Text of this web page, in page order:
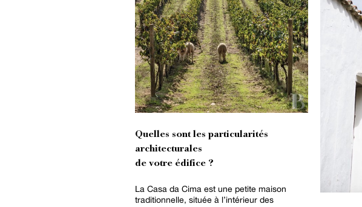
Quelles sont les particularités
architecturales
de votre édifice ?
La Casa da Cima est une petite maison
traditionnelle, située à l’intérieur des